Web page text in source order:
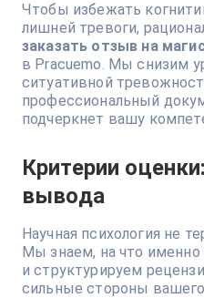
Чтобы избежать
лишней тревоги,
заказать отзыв на
в Pracuemo. Мы снизим
ситуативной
профессиональный
подчеркнет вашу
Критерии
вывода
Научная психология не
Мы знаем, на что
и структурируем
сильные стороны